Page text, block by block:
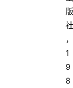
版
社
，
1
9
8